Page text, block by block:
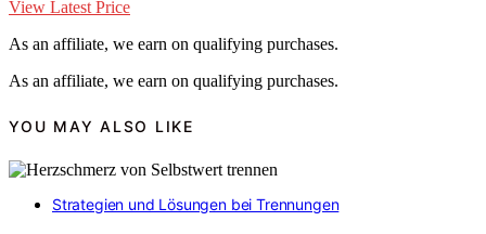
View Latest Price
As an affiliate, we earn on qualifying purchases.
As an affiliate, we earn on qualifying purchases.
YOU MAY ALSO LIKE
Strategien und Lösungen bei Trennungen